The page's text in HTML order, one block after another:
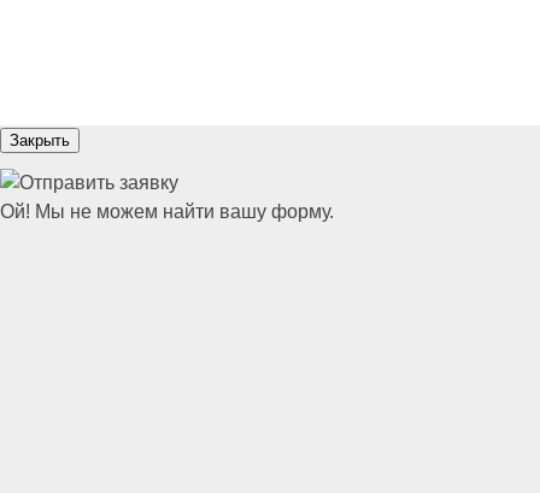
Закрыть
Ой! Мы не можем найти вашу форму.